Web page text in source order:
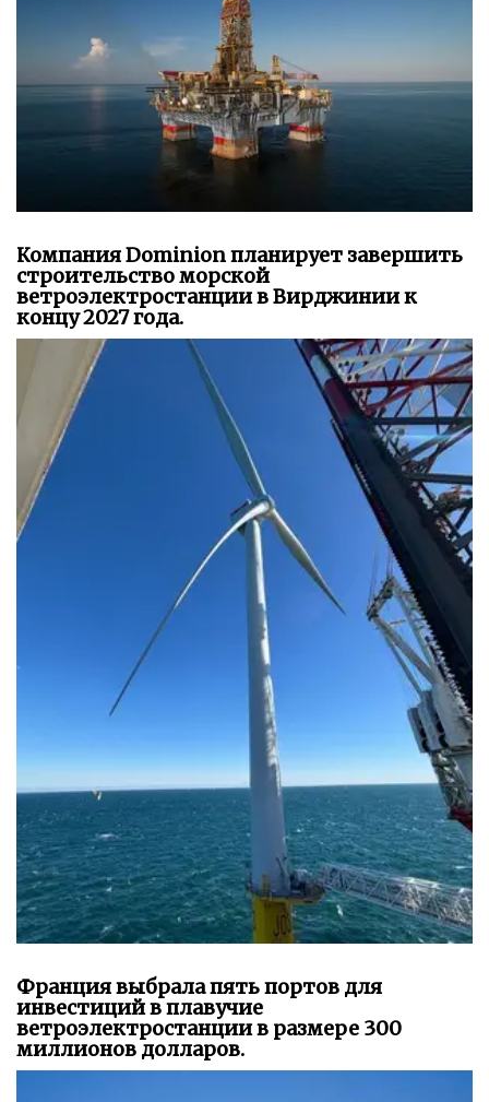
Компания Dominion планирует завершить
строительство морской
ветроэлектростанции в Вирджинии к
концу 2027 года.
Франция выбрала пять портов для
инвестиций в плавучие
ветроэлектростанции в размере 300
миллионов долларов.